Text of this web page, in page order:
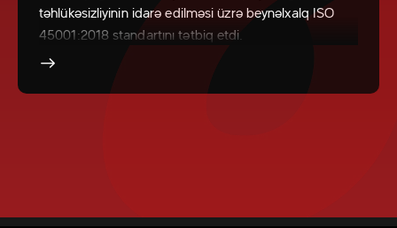
təhlükəsizliyinin idarə edilməsi üzrə beynəlxalq ISO
45001:2018 standartını tətbiq etdi.